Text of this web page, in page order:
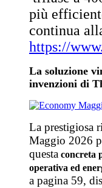
più
continua
https://
La soluzione
invenzioni di
La prestigiosa
Maggio 2026
questa concreta
operativa ed
a pagina 59,